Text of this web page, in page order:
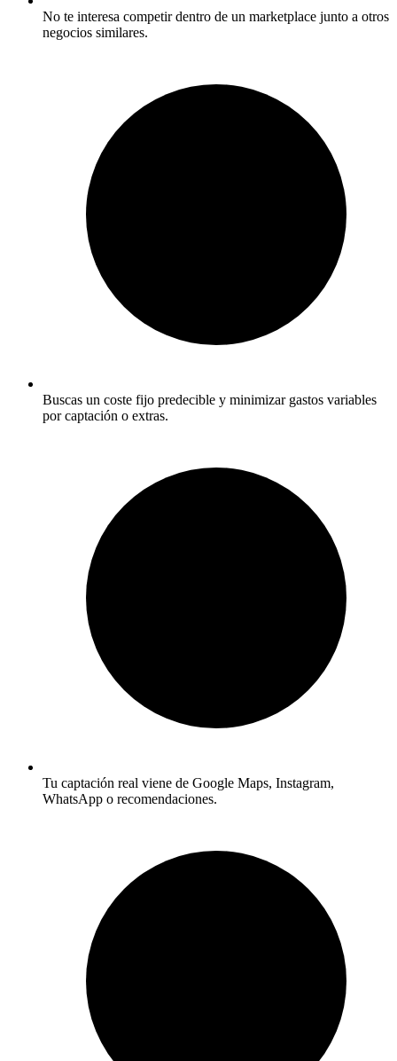
No te interesa competir dentro de un marketplace junto a otros
negocios similares.
Buscas un coste fijo predecible y minimizar gastos variables
por captación o extras.
Tu captación real viene de Google Maps, Instagram,
WhatsApp o recomendaciones.